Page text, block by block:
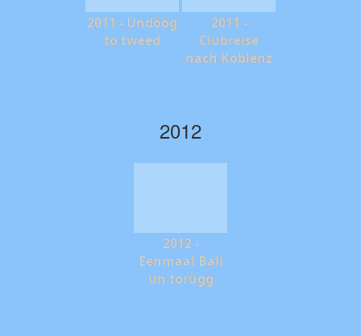
2011 - Undöög
to tweed
2011 -
Clubreise
nach Koblenz
2012
2012 -
Eenmaal Bali
un torügg